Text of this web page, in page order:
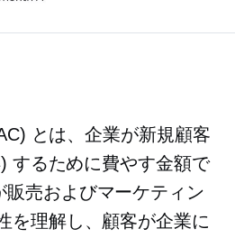
とは、企業が新規顧客
するために費やす金額で
売およびマーケティン
を理解し、顧客が企業に